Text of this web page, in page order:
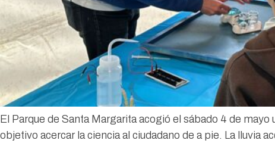
El Parque de Santa Margarita acogió el sábado 4 de
objetivo acercar la ciencia al ciudadano de a pie. La lluvia